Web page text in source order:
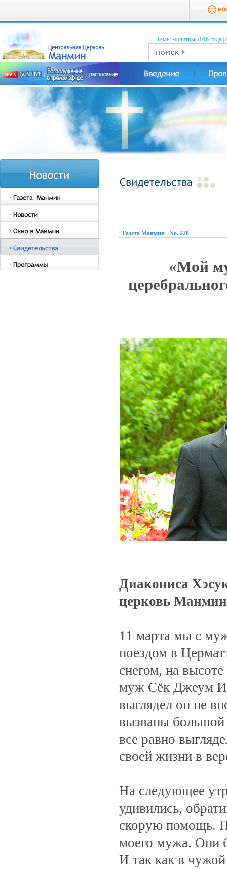
Темы молитвы 2016 годa
| Газета Манмин No. 228
«Мой
Диакониса
церковь Манмин
11 марта мы с
поездом в
снегом, на
муж Сёк Джеум Им
выглядел он не
вызваны большой
все равно
своей жизни в
На следующее
удивились,
скорую помощь.
моего мужа. Они
И так как в